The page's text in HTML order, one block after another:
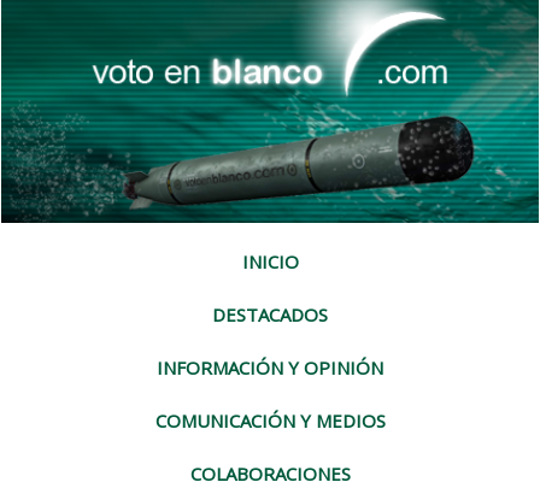
INICIO
DESTACADOS
INFORMACIÓN Y OPINIÓN
COMUNICACIÓN Y MEDIOS
COLABORACIONES